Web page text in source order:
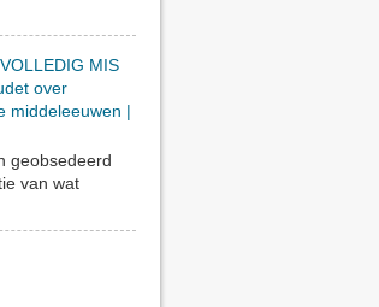
MIS
over
middeleeuwen |
geobsedeerd
van wat